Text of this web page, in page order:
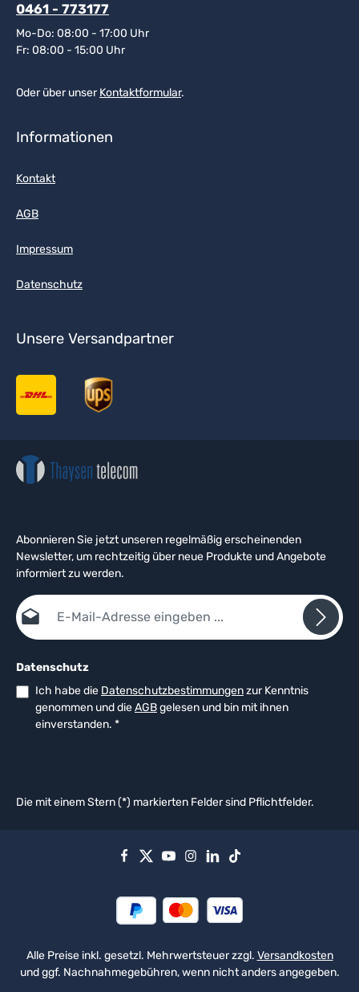
0461 - 773177
Mo-Do: 08:00 - 17:00 Uhr
Fr: 08:00 - 15:00 Uhr
Oder über unserKontaktformular.
Informationen
Kontakt
AGB
Impressum
Datenschutz
Unsere Versandpartner
Abonnieren Sie jetzt unseren regelmäßig erscheinenden
Newsletter, um rechtzeitig über neue Produkte und Angebote
informiert zu werden.
E-Mail-Adresse*
Datenschutz
Ich habe die Datenschutzbestimmungenzur Kenntnis
genommen und dieAGBgelesen und bin mit ihnen
einverstanden. *
Die mit einem Stern (*) markierten Felder sind Pflichtfelder.
Alle Preise inkl. gesetzl. Mehrwertsteuer zzgl. Versandkosten
und ggf. Nachnahmegebühren, wenn nicht anders angegeben.